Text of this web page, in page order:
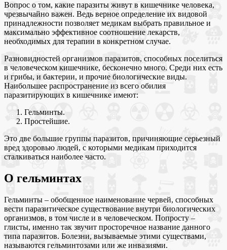
Вопрос о том, какие паразиты живут в кишечнике человека,
чрезвычайно важен. Ведь верное определение их видовой
принадлежности позволяет медикам выбрать правильное и
максимально эффективное соотношение лекарств,
необходимых для терапии в конкретном случае.
Разновидностей организмов паразитов, способных поселиться
в человеческом кишечнике, бесконечно много. Среди них есть
и грибы, и бактерии, и прочие биологические виды.
Наибольшее распространение из всего обилия
паразитирующих в кишечнике имеют:
Гельминты.
Простейшие.
Это две большие группы паразитов, причиняющие серьезный
вред здоровью людей, с которыми медикам приходится
сталкиваться наиболее часто.
О гельминтах
Гельминты – обобщенное наименование червей, способных
вести паразитическое существование внутри биологических
организмов, в том числе и в человеческом. Попросту –
глисты, именно так звучит просторечное название данного
типа паразитов. Болезни, вызываемые этими существами,
называются гельминтозами или же инвазиями.